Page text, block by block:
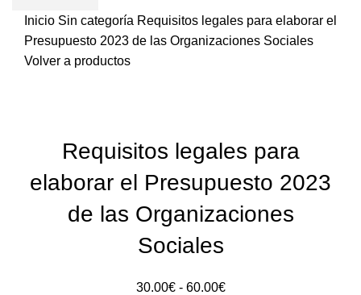
Inicio Sin categoría Requisitos legales para elaborar el
Presupuesto 2023 de las Organizaciones Sociales
Volver a productos
Requisitos legales para
elaborar el Presupuesto 2023
de las Organizaciones
Sociales
30.00€ - 60.00€Rango